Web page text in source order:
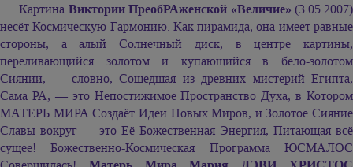
Картина Виктории ПреобРАженской «Величие» (3.05.2007)
несёт Космическую Гармонию. Как пирамида, она имеет равные
стороны, а алый Солнечный диск, в центре картины,
переливающийся золотом и купающийся в бело-золотом
Сиянии, — словно, Сошедшая из древних мистерий Египта,
Сама РА, — это Непостижимое Пространство Духа, в Котором
МАТЕРЬ МИРА Создаёт Идеи Новых Миров, и Золотое Сияние
Славы вокруг — это Её Божественная Энергия, Питающая всё
сущее! Божественно-Космическая Программа ЮСМАЛОС